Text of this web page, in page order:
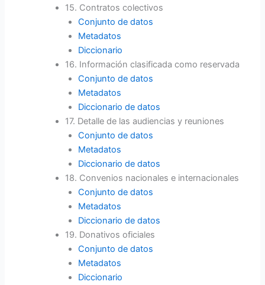
15. Contratos colectivos
Conjunto de datos
Metadatos
Diccionario
16. Información clasificada como reservada
Conjunto de datos
Metadatos
Diccionario de datos
17. Detalle de las audiencias y reuniones
Conjunto de datos
Metadatos
Diccionario de datos
18. Convenios nacionales e internacionales
Conjunto de datos
Metadatos
Diccionario de datos
19. Donativos oficiales
Conjunto de datos
Metadatos
Diccionario